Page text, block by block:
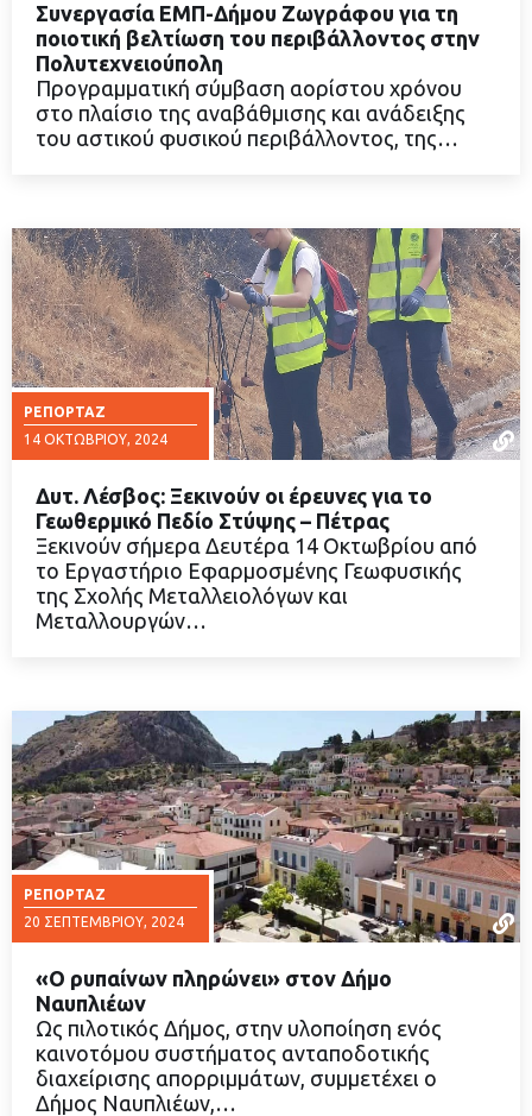
ΔΙΑΒΑΣΤΕ ΠΕΡΙΣΣΟΤΕΡΑ
Συνεργασία ΕΜΠ-Δήμου Ζωγράφου για τη
ποιοτική βελτίωση του περιβάλλοντος στην
Πολυτεχνειούπολη
Προγραμματική σύμβαση αορίστου χρόνου
στο πλαίσιο της αναβάθμισης και ανάδειξης
του αστικού φυσικού περιβάλλοντος, της…
ΡΕΠΟΡΤΆΖ
14 ΟΚΤΩΒΡΊΟΥ, 2024
ΔΙΑΒΑΣΤΕ ΠΕΡΙΣΣΟΤΕΡΑ
Δυτ. Λέσβος: Ξεκινούν οι έρευνες για το
Γεωθερμικό Πεδίο Στύψης – Πέτρας
Ξεκινούν σήμερα Δευτέρα 14 Οκτωβρίου από
το Εργαστήριο Εφαρμοσμένης Γεωφυσικής
της Σχολής Μεταλλειολόγων και
Μεταλλουργών…
ΡΕΠΟΡΤΆΖ
20 ΣΕΠΤΕΜΒΡΊΟΥ, 2024
ΔΙΑΒΑΣΤΕ ΠΕΡΙΣΣΟΤΕΡΑ
«Ο ρυπαίνων πληρώνει» στον Δήμο
Ναυπλιέων
Ως πιλοτικός Δήμος, στην υλοποίηση ενός
καινοτόμου συστήματος ανταποδοτικής
διαχείρισης απορριμμάτων, συμμετέχει ο
Δήμος Ναυπλιέων,…